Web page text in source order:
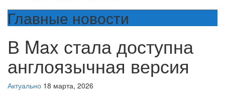
Главные новости
В Max стала доступна
англоязычная версия
Актуально 18 марта, 2026